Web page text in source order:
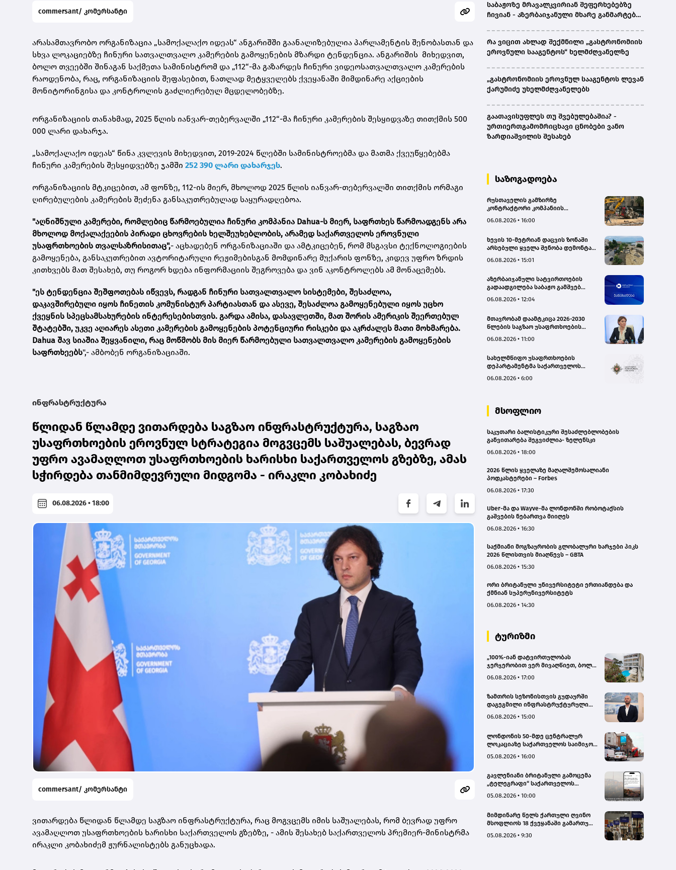
commersant/ კომერსანტი
არასამთავრობო ორგანიზაცია „სამოქალაქო იდეას“ ანგარიშში გაანალიზებულია პარლამენტის შენობასთან და
სხვა ლოკაციებზე ჩინური სათვალთვალო კამერების გამოყენების მზარდი ტენდენცია. ანგარიშის მიხედვით,
ბოლო თვეებში შინაგან საქმეთა სამინისტრომ და „112“-მა გაზარდეს ჩინური ვიდეოსათვალთვალო კამერების
რაოდენობა, რაც, ორგანიზაციის შეფასებით, ნათლად მეტყველებს ქვეყანაში მიმდინარე აქციების
მონიტორინგისა და კონტროლის გაძლიერებულ მცდელობებზე.
ორგანიზაციის თანახმად, 2025 წლის იანვარ-თებერვალში „112“-მა ჩინური კამერების შესყიდვაზე თითქმის 500
000 ლარი დახარჯა.
„სამოქალაქო იდეას“ წინა კვლევის მიხედვით, 2019-2024 წლებში სამინისტროებმა და მათმა ქვეუწყებებმა
ჩინური კამერების შესყიდვებზე ჯამში 252 390 ლარი დახარჯეს.
ორგანიზაციის მტკიცებით, ამ ფონზე, 112-ის მიერ, მხოლოდ 2025 წლის იანვარ-თებერვალში თითქმის ორმაგი
ღირებულების კამერების შეძენა განსაკუთრებულად საყურადღებოა.
"აღნიშნული კამერები, რომლებიც წარმოებულია ჩინური კომპანია Dahua-ს მიერ, საფრთხეს წარმოადგენს არა
მხოლოდ მოქალაქეების პირადი ცხოვრების ხელშეუხებლობის, არამედ საქართველოს ეროვნული
უსაფრთხოების თვალსაზრისითაც",- აცხადებენ ორგანიზაციაში და ამტკიცებენ, რომ მსგავსი ტექნოლოგიების
გამოყენება, განსაკუთრებით ავტორიტარული რეჟიმებისგან მომდინარე მუქარის ფონზე, კიდევ უფრო ზრდის
კითხვებს მათ შესახებ, თუ როგორ ხდება ინფორმაციის შეგროვება და ვინ აკონტროლებს ამ მონაცემებს.
"ეს ტენდენცია შეშფოთებას იწვევს, რადგან ჩინური სათვალთვალო სისტემები, შესაძლოა,
დაკავშირებული იყოს ჩინეთის კომუნისტურ პარტიასთან და ასევე, შესაძლოა გამოყენებული იყოს უცხო
ქვეყნის სპეცსამსახურების ინტერესებისთვის. გარდა ამისა, დასავლეთში, მათ შორის ამერიკის შეერთებულ
შტატებში, უკვე აღიარეს ასეთი კამერების გამოყენების პოტენციური რისკები და აკრძალეს მათი მოხმარება.
Dahua შავ სიაშია შეყვანილი, რაც მოწმობს მის მიერ წარმოებული სათვალთვალო კამერების გამოყენების
საფრთხეებს",- ამბობენ ორგანიზაციაში.
ინფრასტრუქტურა
წლიდან წლამდე ვითარდება საგზაო ინფრასტრუქტურა, საგზაო
უსაფრთხოების ეროვნულ სტრატეგია მოგვცემს საშუალებას, ბევრად
უფრო ავამაღლოთ უსაფრთხოების ხარისხი საქართველოს გზებზე, ამას
სჭირდება თანმიმდევრული მიდგომა - ირაკლი კობახიძე
06.08.2026 • 18:00
commersant/ კომერსანტი
ვითარდება წლიდან წლამდე საგზაო ინფრასტრუქტურა, რაც მოგვცემს იმის საშუალებას, რომ ბევრად უფრო
ავამაღლოთ უსაფრთხოების ხარისხი საქართველოს გზებზე, - ამის შესახებ საქართველოს პრემიერ-მინისტრმა
ირაკლი კობახიძემ ჟურნალისტებს განუცხადა.
საბაჟოზე მრავალკვირიან შეფერხებებზე
ჩივიან - აზერბაიჯანული მხარე განმარტებას
რა ვიცით ახლად შექმნილი „გასტრონომიის
ეროვნული სააგენტოს“ ხელმძღვანელზე
„გასტრონომიის ეროვნულ სააგენტოს ლევან
ქარუმიძე უხელმძღვანელებს
გაათავისუფლეს თუ შვებულებაშია? -
ურთიერთგამომრიცხავი ცნობები ვანო
ზარდიაშვილის შესახებ
საზოგადოება
რუსთაველის გამზირზე
კონტრაქტორი კომპანიის
ახლოს იმოძრავა, რამაც ნიადაგის
გამოიწვია, გადაბრუნდა
ავტომანქანა - თვითმცლელში
იმყოფებოდა მცირეწლოვანი ბავშვი
06.08.2026 • 16:00
ხევის 10-მეტრიან დაცვის ზონაში
არსებული ყველა შენობა დემონტაჟს
06.08.2026 • 15:01
აზერბაიჯანული სატვირთოების
გადაადგილება საბაჟო გამშვებ
მიმდინარეობს- შემოსავლების
06.08.2026 • 12:04
მთავრობამ დაამტკიცა 2026-2030
წლების საგზაო უსაფრთხოების
სამოქმედო გეგმა – თამარ
06.08.2026 • 11:00
სახელმწიფო უსაფრთხოების
დეპარტამენტმა საქართველოს
საზიანოდ საბოტაჟის მუხლით
06.08.2026 • 6:00
მსოფლიო
საკუთარი ბალისტიკური შესაძლებლობების
განვითარება შეგვიძლია- ზელენსკი
06.08.2026 • 18:00
2026 წლის ყველაზე მაღალშემოსალიანი
პოდკასტერები – Forbes
06.08.2026 • 17:30
Uber-მა და Wayve-მა ლონდონში რობოტაქსის
გაშვების ნებართვა მიიღეს
06.08.2026 • 16:30
საქმიანი მოგზაურობის გლობალური ხარჯები პიკს
2026 წლისთვის მიაღწევს – GBTA
06.08.2026 • 15:30
ორი ბრიტანული უნივერსიტეტი ერთიანდება და
ქმნიან სუპერუნივერსიტეტს
06.08.2026 • 14:30
ტურიზმი
„100%-იან დატვირთულობას
ჯერჯერობით ვერ მივაღწიეთ, ბოლო
გაუქმდა“ - Kobuleti Beach Club
06.08.2026 • 17:00
ზამთრის სეზონისთვის გუდაურში
დაგეგმილი ინფრასტრუქტურული
გუდაურის ტურისტული
დარსალია
06.08.2026 • 15:00
ლონდონის 50-მდე ცენტრალურ
ლოკაციაზე საქართველოს საიმიჯო
05.08.2026 • 16:00
გავლენიანი ბრიტანული გამოცემა
„ტელეგრაფი“ საქართველოს
სტატიების ციკლს აქვეყნებს
05.08.2026 • 10:00
მიმდინარე წელს ქართული ღვინო
მსოფლიოს 18 ქვეყანაში გამართულ
წარმოდგენილი
05.08.2026 • 9:30